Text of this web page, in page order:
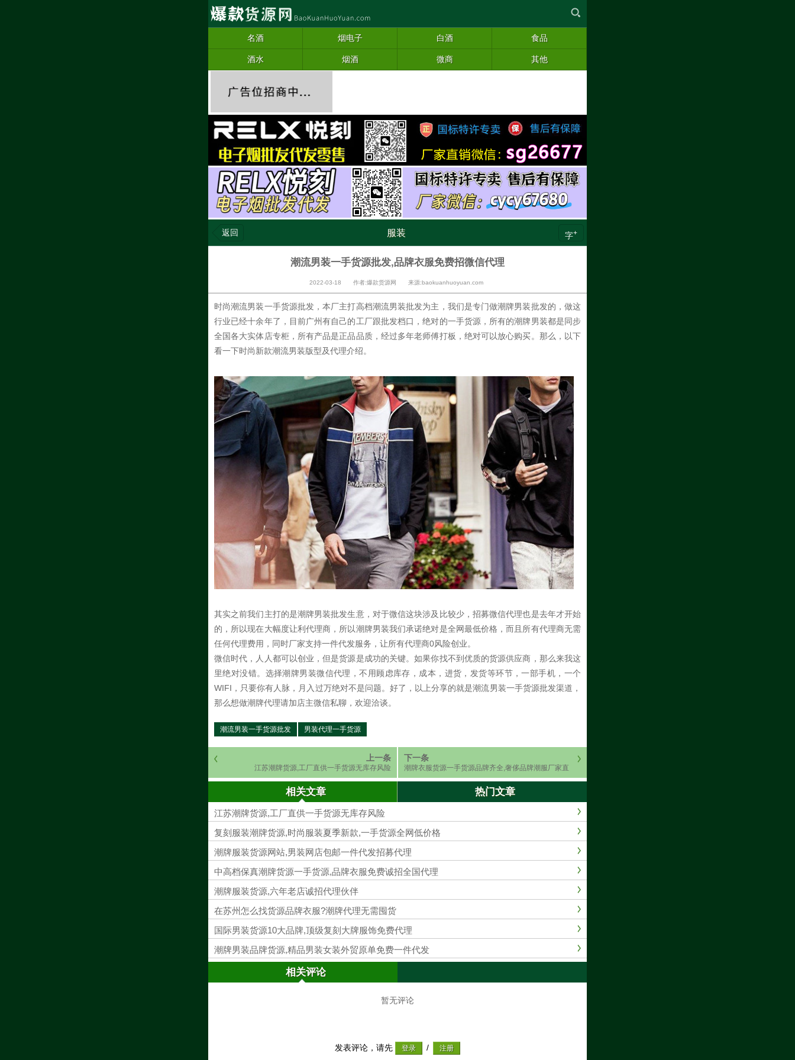
名酒 烟电子 白酒 食品
酒水 烟酒 微商 其他
返回 服装 字+
潮流男装一手货源批发,品牌衣服免费招微信代理
2022-03-18 作者:爆款货源网 来源:baokuanhuoyuan.com
时尚潮流男装一手货源批发，本厂主打高档潮流男装批发为主，我们是专门做潮牌男装批发的，做这
行业已经十余年了，目前广州有自己的工厂跟批发档口，绝对的一手货源，所有的潮牌男装都是同步
全国各大实体店专柜，所有产品是正品品质，经过多年老师傅打板，绝对可以放心购买。那么，以下
看一下时尚新款潮流男装版型及代理介绍。
其实之前我们主打的是潮牌男装批发生意，对于微信这块涉及比较少，招募微信代理也是去年才开始
的，所以现在大幅度让利代理商，所以潮牌男装我们承诺绝对是全网最低价格，而且所有代理商无需
任何代理费用，同时厂家支持一件代发服务，让所有代理商0风险创业。
微信时代，人人都可以创业，但是货源是成功的关键。如果你找不到优质的货源供应商，那么来我这
里绝对没错。选择潮牌男装微信代理，不用顾虑库存，成本，进货，发货等环节，一部手机，一个
WIFI，只要你有人脉，月入过万绝对不是问题。好了，以上分享的就是潮流男装一手货源批发渠道，
那么想做潮牌代理请加店主微信私聊，欢迎洽谈。
潮流男装一手货源批发 男装代理一手货源
上一条
江苏潮牌货源,工厂直供一手货源无库存风险
下一条
潮牌衣服货源一手货源品牌齐全,奢侈品牌潮服厂家直
相关文章 热门文章
江苏潮牌货源,工厂直供一手货源无库存风险
复刻服装潮牌货源,时尚服装夏季新款,一手货源全网低价格
潮牌服装货源网站,男装网店包邮一件代发招募代理
中高档保真潮牌货源一手货源,品牌衣服免费诚招全国代理
潮牌服装货源,六年老店诚招代理伙伴
在苏州怎么找货源品牌衣服?潮牌代理无需囤货
国际男装货源10大品牌,顶级复刻大牌服饰免费代理
潮牌男装品牌货源,精品男装女装外贸原单免费一件代发
相关评论
暂无评论
发表评论，请先 /